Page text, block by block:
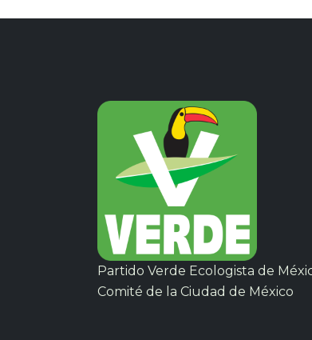
Partido Verde Ecologista de
Comité de la Ciudad de México